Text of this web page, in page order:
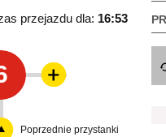
przejazdu dla: 16:53
Poprzednie przystanki